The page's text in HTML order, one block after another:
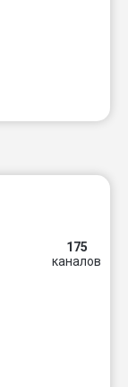
175
каналов